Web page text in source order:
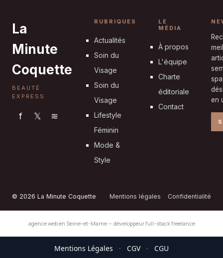
La
Minute
Coquette
BEAUTÉ
EXPRESS
f 𝕏 ≋
RUBRIQUES
Actualités
Soin du
Visage
Soin du
Visage
Lifestyle
Féminin
Mode &
Style
LE
MÉDIA
À propos
L'équipe
Charte
éditoriale
Contact
en
© 2026 La Minute Coquette Mentions légales Confidentialité
agence web en Seine-et-Marne— développeur full-stack freelance
Mentions Légales · CGV · CGU